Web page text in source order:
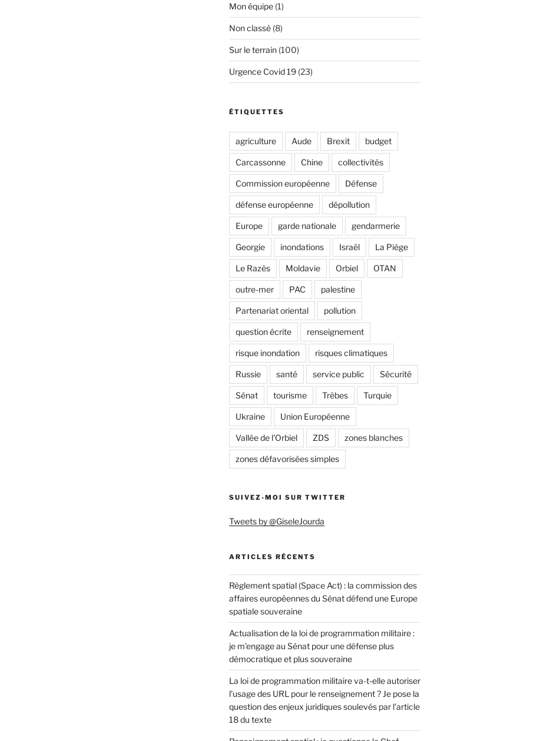
Mon équipe(1)
Non classé(8)
Sur le terrain(100)
Urgence Covid 19(23)
ÉTIQUETTES
agriculture Aude Brexit budget
Carcassonne Chine collectivités
Commission européenne Défense
défense européenne dépollution
Europe garde nationale gendarmerie
Georgie inondations Israël La Piège
Le Razès Moldavie Orbiel OTAN
outre-mer PAC palestine
Partenariat oriental pollution
question écrite renseignement
risque inondation risques climatiques
Russie santé service public Sécurité
Sénat tourisme Trèbes Turquie
Ukraine Union Européenne
Vallée de l'Orbiel ZDS zones blanches
zones défavorisées simples
SUIVEZ-MOI SUR TWITTER
Tweets by @GiseleJourda
ARTICLES RÉCENTS
Règlement spatial (Space Act) : la commission des
affaires européennes du Sénat défend une Europe
spatiale souveraine
Actualisation de la loi de programmation militaire :
je m’engage au Sénat pour une défense plus
démocratique et plus souveraine
La loi de programmation militaire va-t-elle autoriser
l’usage des URL pour le renseignement ? Je pose la
question des enjeux juridiques soulevés par l’article
18 du texte